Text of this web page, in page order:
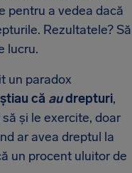
pentru a vedea dacă
Rezultatele? Să
lucru.
un paradox
că audrepturi,
și le exercite, doar
ar avea dreptul la
un procent uluitor de